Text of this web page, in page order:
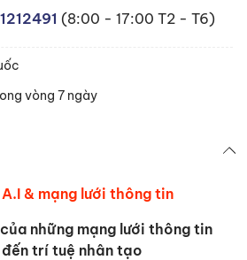
(8:00 - 17:00 T2 - T6)
vòng 7 ngày
& mạng lưới thông tin
những mạng lưới thông tin
trí tuệ nhân tạo